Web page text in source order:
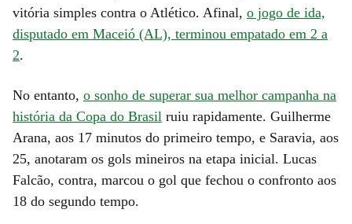
vitória simples contra o Atlético. Afinal, o jogo de ida,
disputado em Maceió (AL), terminou empatado em 2 a
2.
No entanto, o sonho de superar sua melhor campanha na
história da Copa do Brasil ruiu rapidamente. Guilherme
Arana, aos 17 minutos do primeiro tempo, e Saravia, aos
25, anotaram os gols mineiros na etapa inicial. Lucas
Falcão, contra, marcou o gol que fechou o confronto aos
18 do segundo tempo.